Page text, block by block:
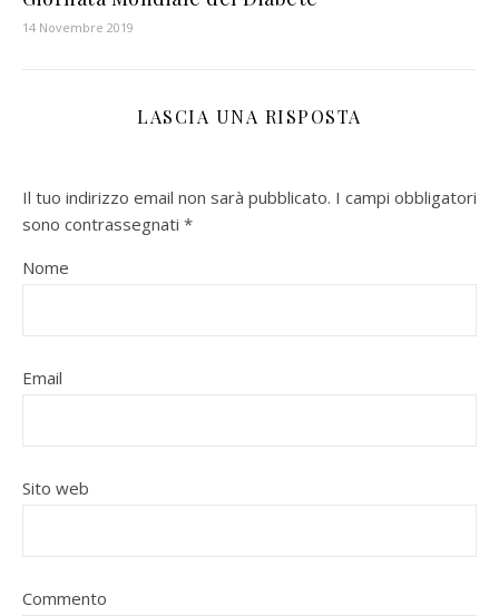
14 Novembre 2019
LASCIA UNA RISPOSTA
Il tuo indirizzo email non sarà pubblicato. I campi obbligatori
sono contrassegnati *
Nome
Email
Sito web
Commento